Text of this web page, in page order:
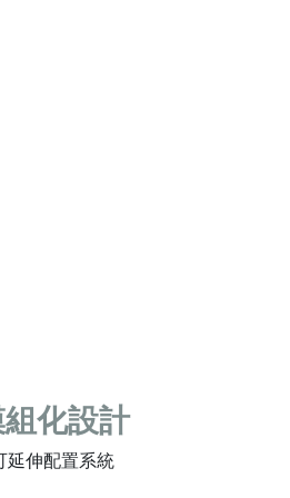
化設計
延伸配置系統